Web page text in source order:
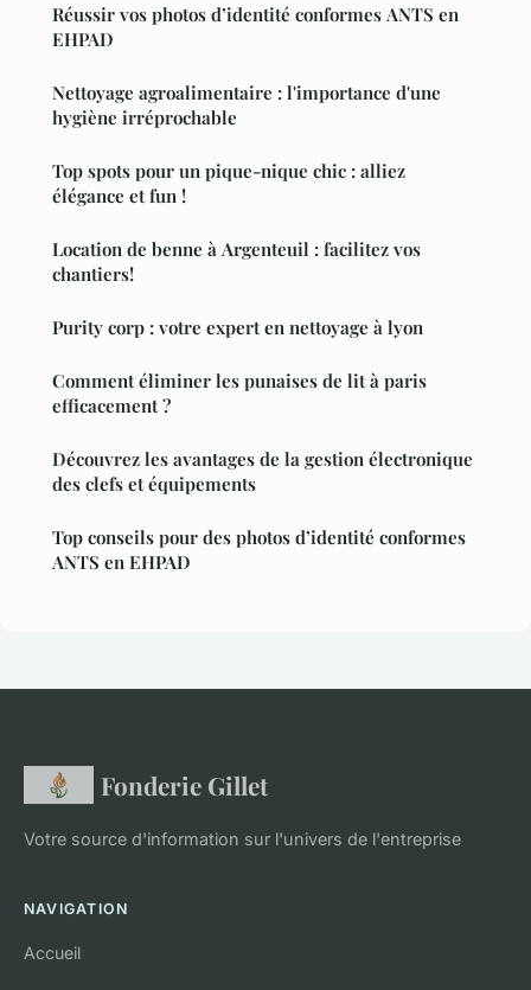
Réussir vos photos d’identité conformes ANTS en
EHPAD
Nettoyage agroalimentaire : l'importance d'une
hygiène irréprochable
Top spots pour un pique-nique chic : alliez
élégance et fun !
Location de benne à Argenteuil : facilitez vos
chantiers!
Purity corp : votre expert en nettoyage à lyon
Comment éliminer les punaises de lit à paris
efficacement ?
Découvrez les avantages de la gestion électronique
des clefs et équipements
Top conseils pour des photos d’identité conformes
ANTS en EHPAD
Fonderie Gillet
Votre source d'information sur l'univers de l'entreprise
NAVIGATION
Accueil